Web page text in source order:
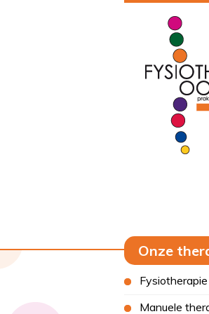
Onze
Fysiotherapie
Manuele